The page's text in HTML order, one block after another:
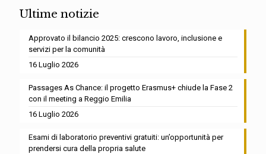
Ultime notizie
Approvato il bilancio 2025: crescono lavoro, inclusione e
servizi per la comunità
16 Luglio 2026
Passages As Chance: il progetto Erasmus+ chiude la Fase 2
con il meeting a Reggio Emilia
16 Luglio 2026
Esami di laboratorio preventivi gratuiti: un’opportunità per
prendersi cura della propria salute